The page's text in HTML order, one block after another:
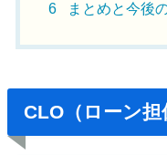
6 まとめと今後
CLO（ローン担